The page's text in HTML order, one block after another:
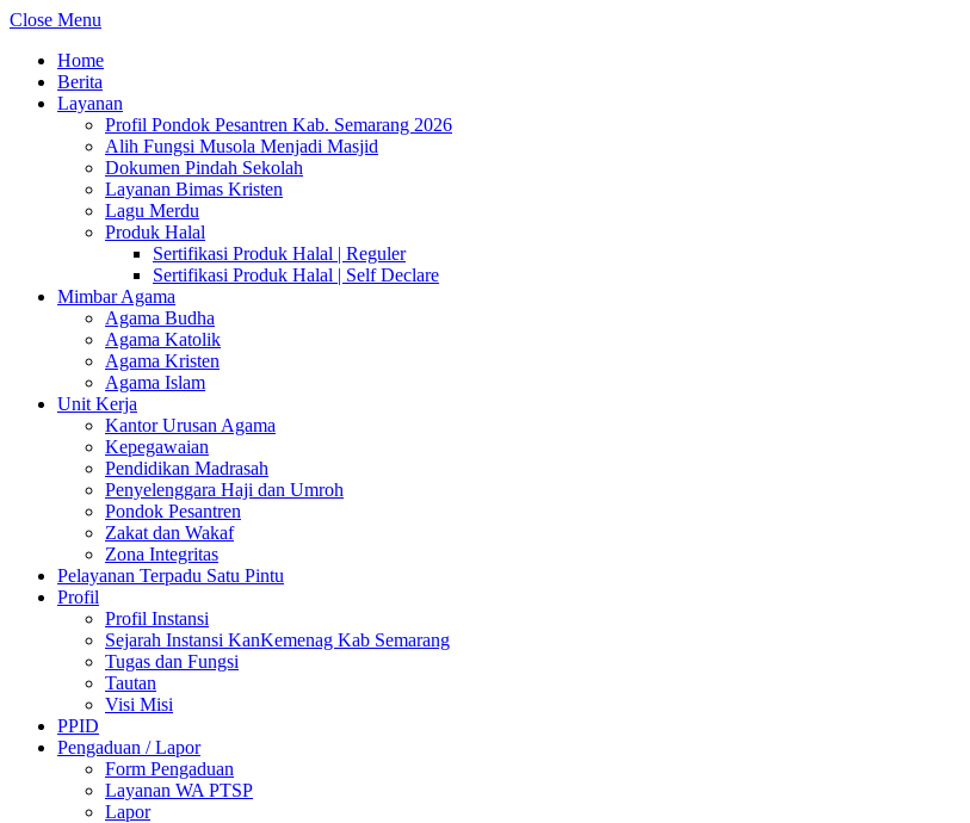
Close Menu
Home
Berita
Layanan
Profil Pondok Pesantren Kab. Semarang 2026
Alih Fungsi Musola Menjadi Masjid
Dokumen Pindah Sekolah
Layanan Bimas Kristen
Lagu Merdu
Produk Halal
Sertifikasi Produk Halal | Reguler
Sertifikasi Produk Halal | Self Declare
Mimbar Agama
Agama Budha
Agama Katolik
Agama Kristen
Agama Islam
Unit Kerja
Kantor Urusan Agama
Kepegawaian
Pendidikan Madrasah
Penyelenggara Haji dan Umroh
Pondok Pesantren
Zakat dan Wakaf
Zona Integritas
Pelayanan Terpadu Satu Pintu
Profil
Profil Instansi
Sejarah Instansi KanKemenag Kab Semarang
Tugas dan Fungsi
Tautan
Visi Misi
PPID
Pengaduan / Lapor
Form Pengaduan
Layanan WA PTSP
Lapor